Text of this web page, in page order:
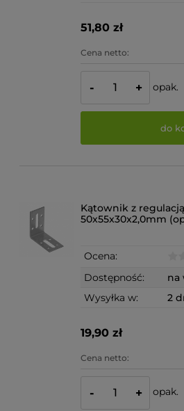
51,80 zł
Cena netto:
- + opak.
do
Kątownik z regulacją
50x55x30x2,0mm
Ocena:
Dostępność:
na
Wysyłka w:
2
19,90 zł
Cena netto:
- + opak.